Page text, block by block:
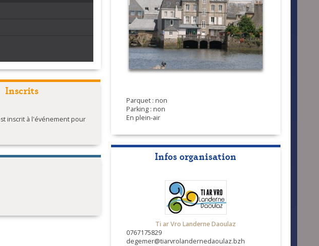
Inscrits
inscrit à l'événement pour
Parquet : non
Parking : non
En plein-air
Infos organisation
Ti ar Vro Landerne Daoulaz
0767175829
degemer@tiarvrolandernedaoulaz.bzh